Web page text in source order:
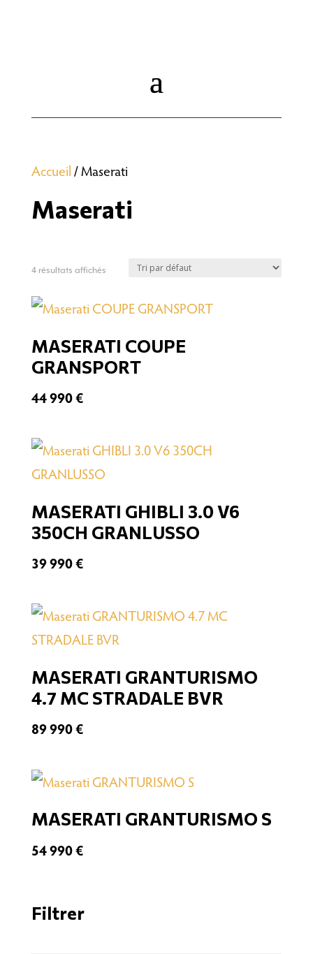
Accueil/ Maserati
Maserati
Filter
4 résultats affichés
MASERATI COUPE
GRANSPORT
44 990€
MASERATI GHIBLI 3.0 V6
350CH GRANLUSSO
39 990€
MASERATI GRANTURISMO
4.7 MC STRADALE BVR
89 990€
MASERATI GRANTURISMO S
54 990€
Filtrer